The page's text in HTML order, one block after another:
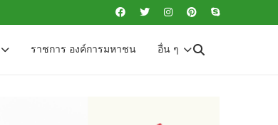
ราชการ องค์การมหาชน อื่น ๆ